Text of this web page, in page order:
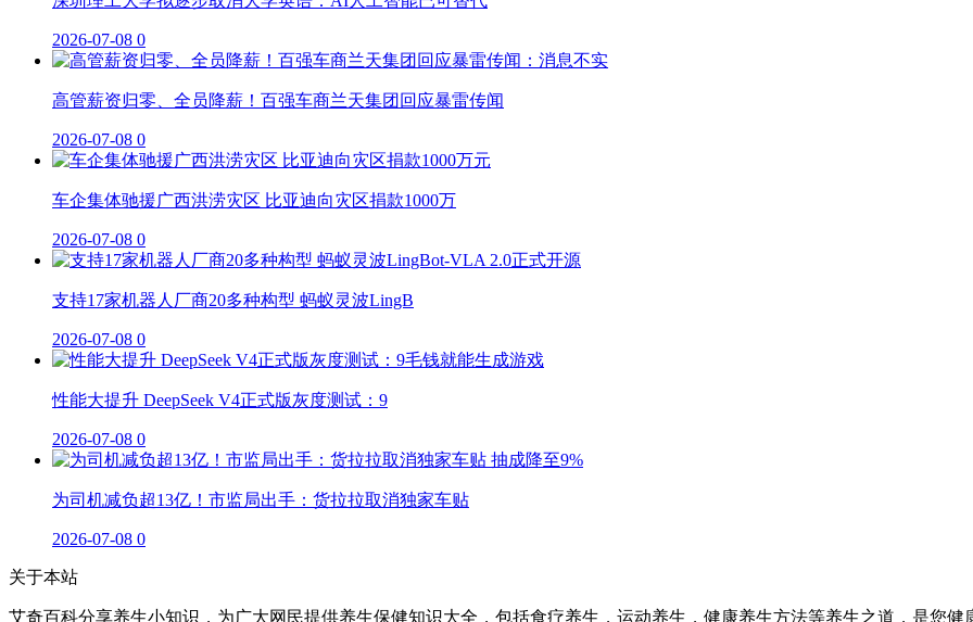
2026-07-08 0
高管薪资归零、全员降薪！百强车商兰天集团回应暴雷传闻
2026-07-08 0
车企集体驰援广西洪涝灾区 比亚迪向灾区捐款1000万
2026-07-08 0
支持17家机器人厂商20多种构型 蚂蚁灵波LingB
2026-07-08 0
性能大提升 DeepSeek V4正式版灰度测试：9
2026-07-08 0
为司机减负超13亿！市监局出手：货拉拉取消独家车贴
2026-07-08 0
关于本站
艾奇百科分享养生小知识，为广大网民提供养生保健知识大全，包括食疗养生，运动养生，健康养生方法等养生之道，是您健